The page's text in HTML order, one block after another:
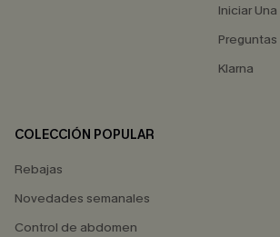
Iniciar
Klarna
COLECCIÓN POPULAR
Rebajas
Novedades semanales
Control de abdomen